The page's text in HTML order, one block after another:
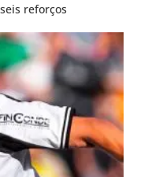
reforços